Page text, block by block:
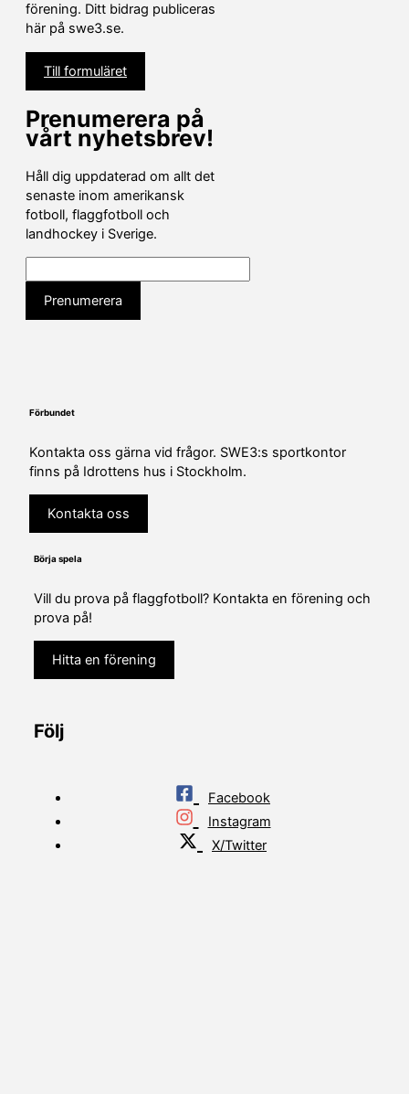
förening. Ditt bidrag publiceras
här på swe3.se.
Till formuläret
Prenumerera på
vårt nyhetsbrev!
Håll dig uppdaterad om allt det
senaste inom amerikansk
fotboll, flaggfotboll och
landhockey i Sverige.
Förbundet
Kontakta oss gärna vid frågor. SWE3:s sportkontor
finns på Idrottens hus i Stockholm.
Kontakta oss
Börja spela
Vill du prova på flaggfotboll? Kontakta en förening och
prova på!
Hitta en förening
Följ
Facebook
Instagram
X/Twitter